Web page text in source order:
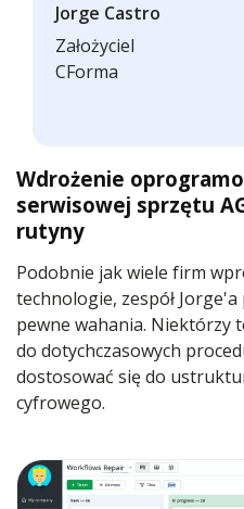
Jorge Castro
Założyciel
CForma
Wdrożenie
serwisowej sprzętu
rutyny
Podobnie jak wiele firm
technologie, zespół
pewne wahania. Niektórzy
do dotychczasowych
dostosować się do
cyfrowego.